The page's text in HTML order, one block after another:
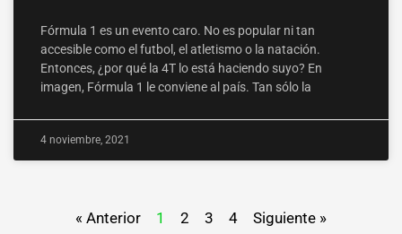
Fórmula 1 es un evento caro. No es popular ni tan
accesible como el futbol, el atletismo o la natación.
Entonces, ¿por qué la 4T lo está haciendo suyo? En
imagen, Fórmula 1 le conviene al país. Tan sólo la
4 noviembre, 2021
« Anterior 1 2 3 4 Siguiente »